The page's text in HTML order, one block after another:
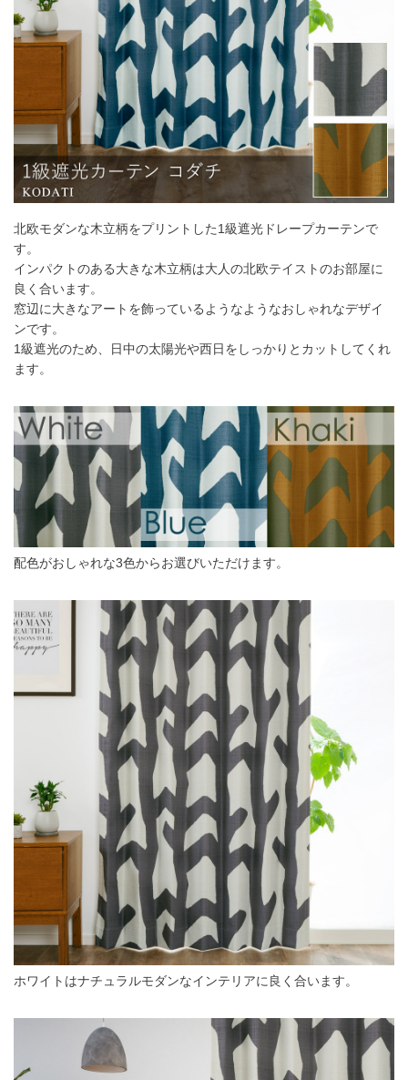
カーテンの仕上がり幅に対して1.5倍の生地を利用し、上部を2つ
山のヒダでつまみます。すっきりとした印象になるベーシックな
つまみです。
(価格は税込です)
丈／幅
51～100 101～200 201～300 301～400
55～
140
6,490円 12,980円 19,470円 25,960
141～
200
7,480 14,960 円 29,920円
201～
8,470円 16,940円 25,410 33,880 円
幅101cm以上のサイズをご注文の場合は生地に幅継ぎが入りま
す。
フラット
北欧モダンな木立柄をプリントした1級遮光ドレープカーテンで
す。
インパクトのある大きな木立柄は大人の北欧テイストのお部屋に
良く合います。
窓辺に大きなアートを飾っているようなようなおしゃれなデザイ
ンです。
1級遮光のため、日中の太陽光や西日をしっかりとカットしてくれ
ます。
配色がおしゃれな3色からお選びいただけます。
ホワイトはナチュラルモダンなインテリアに良く合います。